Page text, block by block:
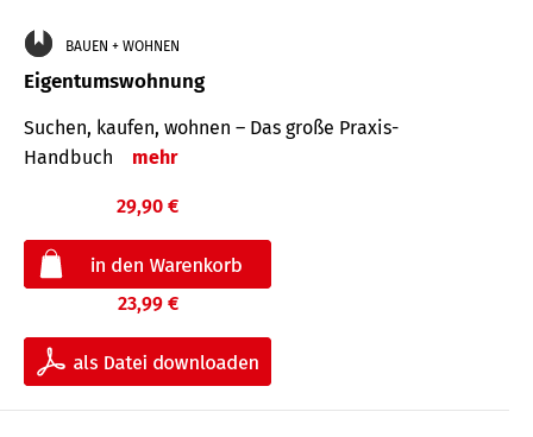
BAUEN + WOHNEN
Eigentumswohnung
Suchen, kaufen, wohnen – Das große Praxis-
Handbuch
mehr
29,90 €
23,99 €